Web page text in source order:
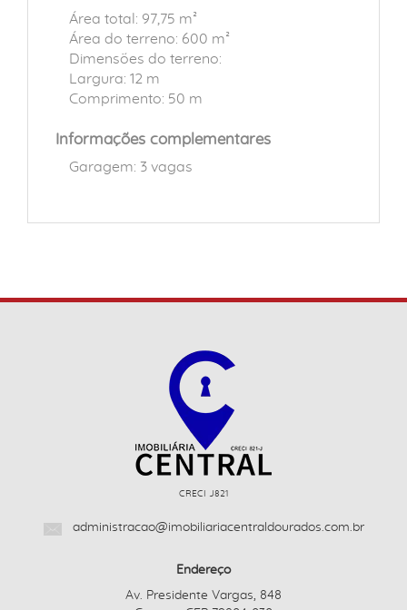
Área total: 97,75 m²
Área do terreno: 600 m²
Dimensões do terreno:
Largura: 12 m
Comprimento: 50 m
Informações complementares
Garagem: 3 vagas
CRECI J821
administracao@imobiliariacentraldourados.com.br
Endereço
Av. Presidente Vargas, 848